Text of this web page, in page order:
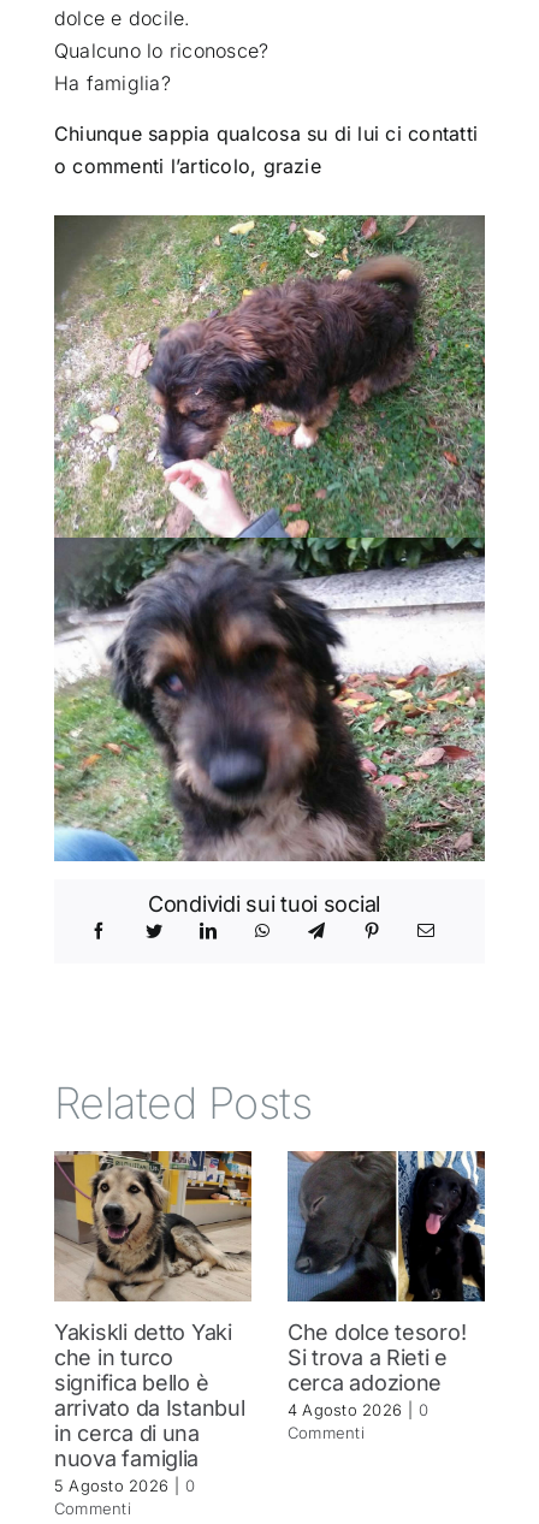
dolce e docile.
Qualcuno lo riconosce?
Ha famiglia?
Chiunque sappia qualcosa su di lui ci contatti
o commenti l’articolo, grazie
Condividi sui tuoi social
Related Posts
Yakiskli detto Yaki
che in turco
significa bello è
arrivato da Istanbul
in cerca di una
nuova famiglia
5 Agosto 2026
0
Commenti
Che dolce tesoro!
Si trova a Rieti e
cerca adozione
4 Agosto 2026
0
Commenti